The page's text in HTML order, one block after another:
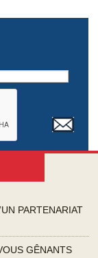
PARTENARIAT
GÊNANTS